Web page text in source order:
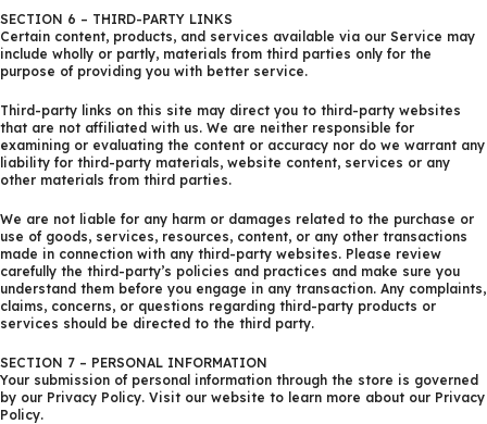
SECTION 6 – THIRD-PARTY LINKS
Certain content, products, and services available via our Service may
include wholly or partly, materials from third parties only for the
purpose of providing you with better service.
Third-party links on this site may direct you to third-party websites
that are not affiliated with us. We are neither responsible for
examining or evaluating the content or accuracy nor do we warrant any
liability for third-party materials, website content, services or any
other materials from third parties.
We are not liable for any harm or damages related to the purchase or
use of goods, services, resources, content, or any other transactions
made in connection with any third-party websites. Please review
carefully the third-party’s policies and practices and make sure you
understand them before you engage in any transaction. Any complaints,
claims, concerns, or questions regarding third-party products or
services should be directed to the third party.
SECTION 7 – PERSONAL INFORMATION
Your submission of personal information through the store is governed
by our Privacy Policy. Visit our website to learn more about our Privacy
Policy.